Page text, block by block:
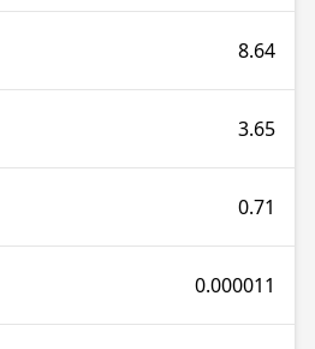
8.64
3.65
0.71
0.000011